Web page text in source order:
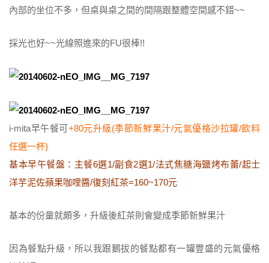
內部的坐位不多，但桌與桌之間的間隔跟整體空間感不錯~~
採光也好~~光線照進來的FU很棒!!
i-mita早午餐可+80元升級(季節新鮮果汁/元氣優格沙拉罐/飲料
任選一杯)
基本早午餐盤：主餐6選1/副食2選1/法式焦糖海鹽烤布蕾/起士
洋芋泥佐蘋果咖哩醬/復刻紅茶=160~170元
基本的份量就頗多，升級後紅茶則會變成季節新鮮果汁
因為餐點升級，所以我跟鵝拔的餐點都有一罐豐盛的元氣優格